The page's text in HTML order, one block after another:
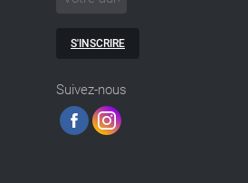
S'INSCRIRE
Suivez-nous